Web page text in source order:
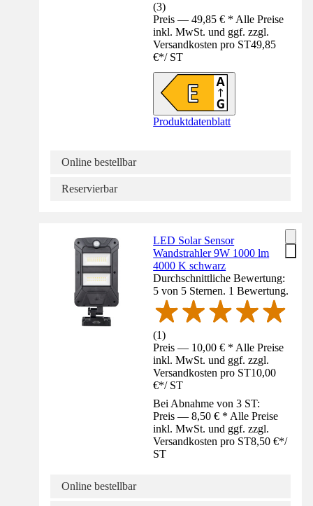
(3)
Preis — 49,85 € * Alle Preise
inkl. MwSt. und ggf. zzgl.
Versandkosten pro ST49,85
€*/ ST
Produktdatenblatt
Online bestellbar
Reservierbar
LED Solar Sensor
Wandstrahler 9W 1000 lm
4000 K schwarz
Durchschnittliche Bewertung:
5 von 5 Sternen. 1 Bewertung.
(1)
Preis — 10,00 € * Alle Preise
inkl. MwSt. und ggf. zzgl.
Versandkosten pro ST10,00
€*/ ST
Bei Abnahme von 3 ST:
Preis — 8,50 € * Alle Preise
inkl. MwSt. und ggf. zzgl.
Versandkosten pro ST8,50 €*/
ST
Online bestellbar